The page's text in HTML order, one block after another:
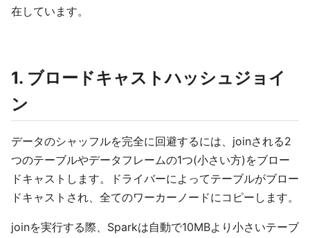
在しています。
1. ブロードキャストハッシュジョイ
ン
データのシャッフルを完全に回避するには、joinされる2
つのテーブルやデータフレームの1つ(小さい方)をブロー
ドキャストします。ドライバーによってテーブルがブロー
ドキャストされ、全てのワーカーノードにコピーします。
joinを実行する際、Sparkは自動で10MBより小さいテーブ